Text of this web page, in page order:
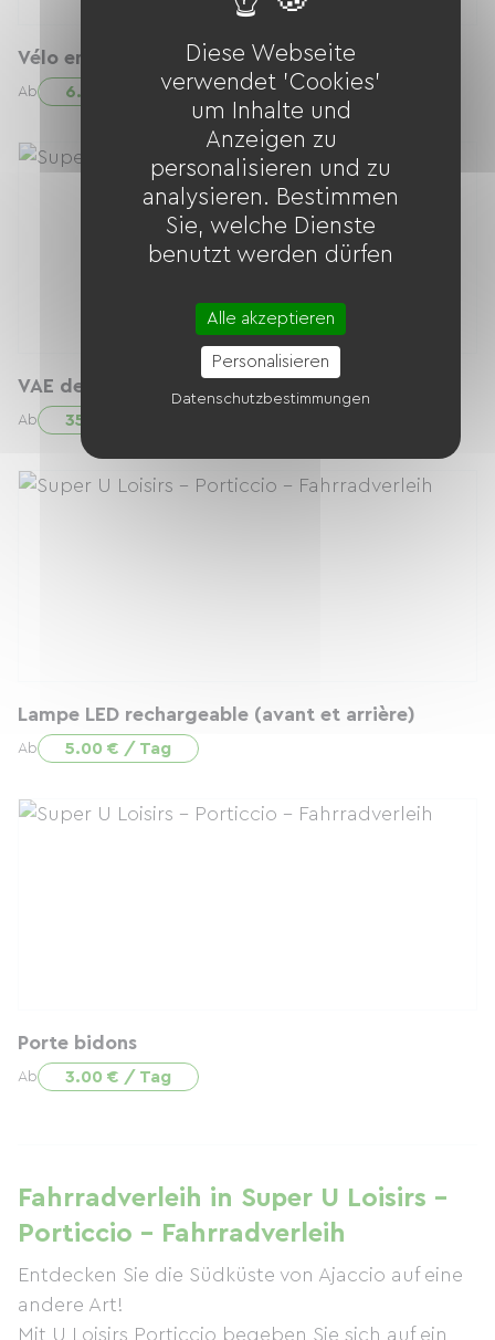
Vélo enfant 24 pouces
Ab 6.00 € / Tag
VAE de Ville
Ab 35.00 € / Tag
Lampe LED rechargeable (avant et arrière)
Ab 5.00 € / Tag
Porte bidons
Ab 3.00 € / Tag
Fahrradverleih in Super U Loisirs -
Porticcio - Fahrradverleih
Entdecken Sie die Südküste von Ajaccio auf eine
andere Art!
Mit U Loisirs Porticcio begeben Sie sich auf ein
Diese Webseite
verwendet 'Cookies'
um Inhalte und
Anzeigen zu
personalisieren und zu
analysieren. Bestimmen
Sie, welche Dienste
benutzt werden dürfen
Alle akzeptieren
Personalisieren
Datenschutzbestimmungen